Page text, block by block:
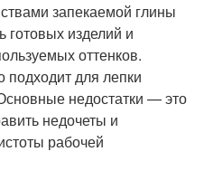
запекаемой глины
готовых изделий и
оттенков.
для лепки
недостатки — это
недочеты и
рабочей